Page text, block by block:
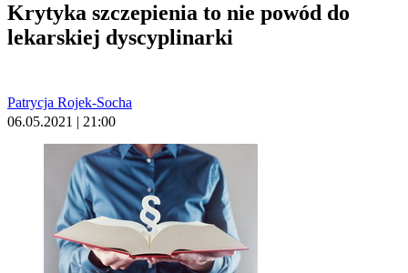
Krytyka szczepienia to nie powód do
lekarskiej dyscyplinarki
Patrycja Rojek-Socha
06.05.2021 | 21:00